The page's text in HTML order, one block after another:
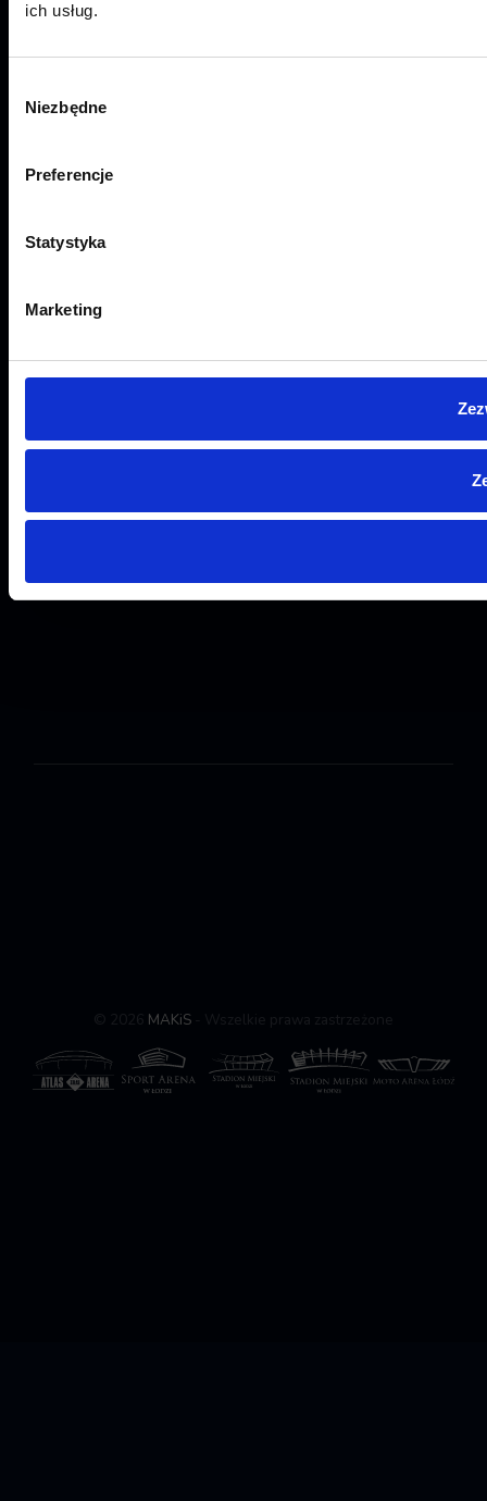
ich usług.
zgody
Niezbędne
Preferencje
Statystyka
Marketing
MAKiS